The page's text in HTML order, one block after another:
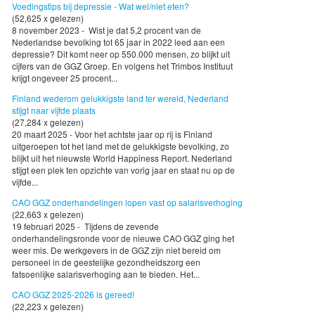
Voedingstips bij depressie - Wat wel/niet eten?
(52,625 x gelezen)
8 november 2023 - Wist je dat 5,2 procent van de
Nederlandse bevolking tot 65 jaar in 2022 leed aan een
depressie? Dit komt neer op 550.000 mensen, zo blijkt uit
cijfers van de GGZ Groep. En volgens het Trimbos Instituut
krijgt ongeveer 25 procent...
Finland wederom gelukkigste land ter wereld, Nederland
stijgt naar vijfde plaats
(27,284 x gelezen)
20 maart 2025 - Voor het achtste jaar op rij is Finland
uitgeroepen tot het land met de gelukkigste bevolking, zo
blijkt uit het nieuwste World Happiness Report. Nederland
stijgt een plek ten opzichte van vorig jaar en staat nu op de
vijfde...
CAO GGZ onderhandelingen lopen vast op salarisverhoging
(22,663 x gelezen)
19 februari 2025 - Tijdens de zevende
onderhandelingsronde voor de nieuwe CAO GGZ ging het
weer mis. De werkgevers in de GGZ zijn niet bereid om
personeel in de geestelijke gezondheidszorg een
fatsoenlijke salarisverhoging aan te bieden. Het...
CAO GGZ 2025-2026 is gereed!
(22,223 x gelezen)